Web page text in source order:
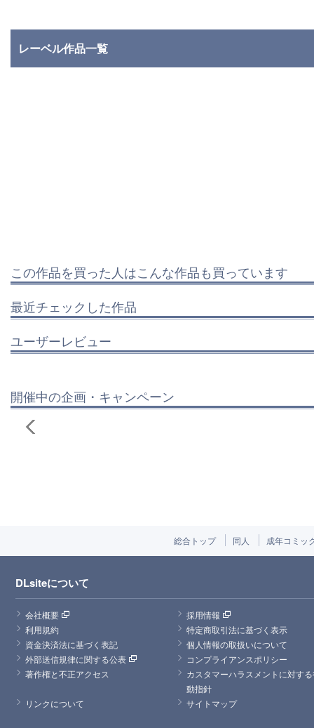
レーベル作品一覧
この作品を買った人はこんな作品も買っています
最近チェックした作品
ユーザーレビュー
開催中の企画・キャンペーン
総合トップ 同人 成年コミッ
DLsiteについて
会社概要
採用情報
利用規約
特定商取引法に基づく表示
資金決済法に基づく表記
個人情報の取扱いについて
外部送信規律に関する公表
コンプライアンスポリシー
著作権と不正アクセス
カスタマーハラスメントに対す
動指針
リンクについて
サイトマップ